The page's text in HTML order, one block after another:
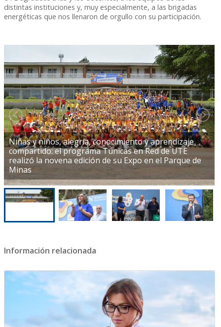
distintas instituciones y, muy especialmente, a las brigadas
energéticas que nos llenaron de orgullo con su participación.
Niñas y niños, alegría, conocimiento y aprendizaje
compartido: el programa Túnicas en Red de UTE
realizó la novena edición de su Expo en el Parque de
Minas
Información relacionada